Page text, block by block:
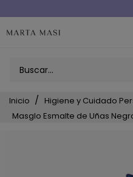
Inicio Higiene y Cuidado
Masglo Esmalte de Uñas